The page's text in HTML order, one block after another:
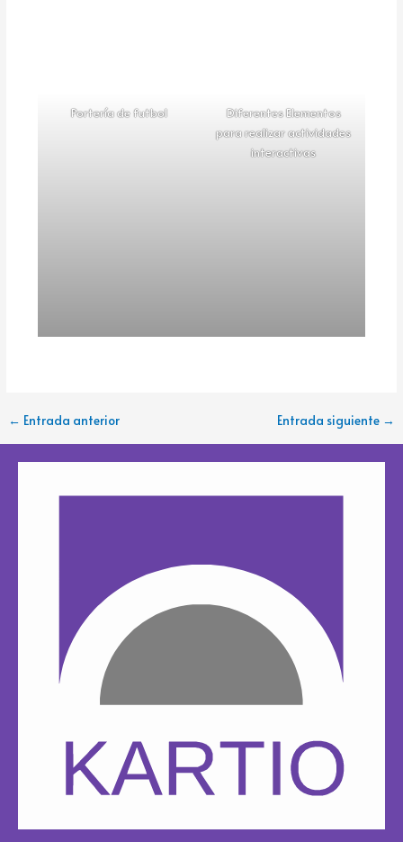
Portería de futbol
Diferentes Elementos
para realizar actividades
interactivas
← Entrada anterior Entrada siguiente →